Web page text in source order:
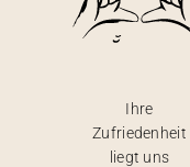
Ihre
Zufriedenheit
liegt uns